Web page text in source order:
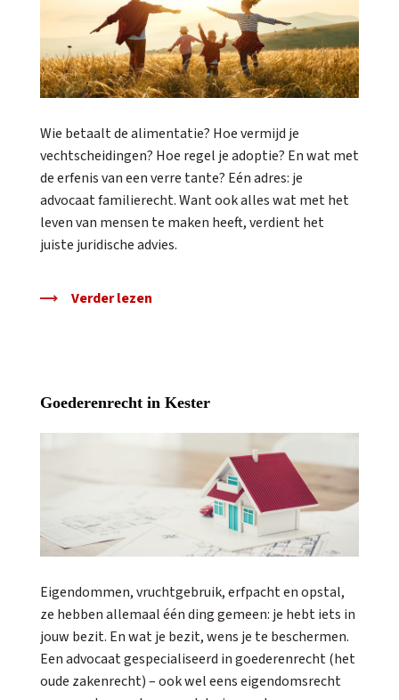
Wie betaalt de alimentatie? Hoe vermijd je
vechtscheidingen? Hoe regel je adoptie? En wat met
de erfenis van een verre tante? Eén adres: je
advocaat familierecht. Want ook alles wat met het
leven van mensen te maken heeft, verdient het
juiste juridische advies.
Verder lezen
Goederenrecht in Kester
Eigendommen, vruchtgebruik, erfpacht en opstal,
ze hebben allemaal één ding gemeen: je hebt iets in
jouw bezit. En wat je bezit, wens je te beschermen.
Een advocaat gespecialiseerd in goederenrecht (het
oude zakenrecht) – ook wel eens eigendomsrecht